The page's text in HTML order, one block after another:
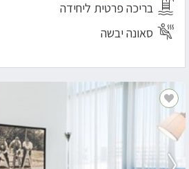
בריכה פרטית ליחידה
סאונה יבשה